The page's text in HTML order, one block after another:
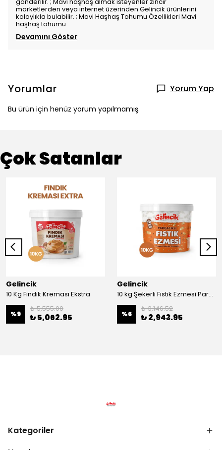
marketlerden veya internet üzerinden Gelincik ürünlerini
kolaylıkla bulabilir. ; Mavi Haşhaş Tohumu Özellikleri Mavi
haşhaş tohumu
Devamını Göster
Yorumlar Yorum Yap
Bu ürün için henüz yorum yapılmamış.
Çok Satanlar
Gelincik
10 Kg Fındık Kreması Ekstra
%9
₺ 5,555.00
₺ 5,062.95
Gelincik
10 kg Şekerli Fıstık Ezmesi Parçacıklı
%6
₺ 3,146.52
₺ 2,943.95
Kategoriler